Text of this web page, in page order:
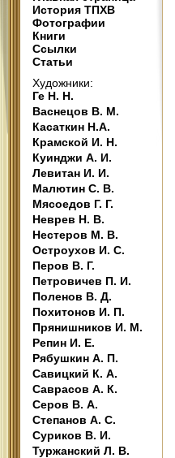
История ТПХВ
Фотографии
Книги
Ссылки
Статьи
Художники:
Ге Н. Н.
Васнецов В. М.
Касаткин Н.А.
Крамской И. Н.
Куинджи А. И.
Левитан И. И.
Малютин С. В.
Мясоедов Г. Г.
Неврев Н. В.
Нестеров М. В.
Остроухов И. С.
Перов В. Г.
Петровичев П. И.
Поленов В. Д.
Похитонов И. П.
Прянишников И. М.
Репин И. Е.
Рябушкин А. П.
Савицкий К. А.
Саврасов А. К.
Серов В. А.
Степанов А. С.
Суриков В. И.
Туржанский Л. В.